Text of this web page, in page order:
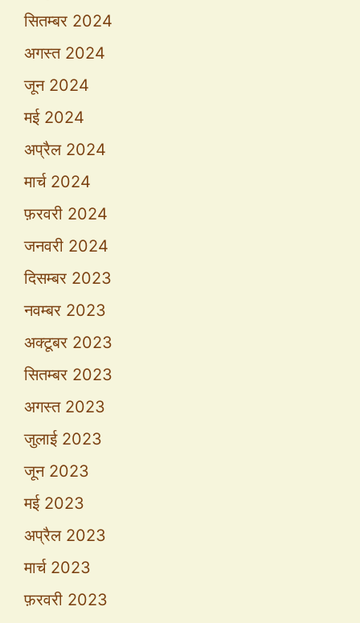
सितम्बर 2024
अगस्त 2024
जून 2024
मई 2024
अप्रैल 2024
मार्च 2024
फ़रवरी 2024
जनवरी 2024
दिसम्बर 2023
नवम्बर 2023
अक्टूबर 2023
सितम्बर 2023
अगस्त 2023
जुलाई 2023
जून 2023
मई 2023
अप्रैल 2023
मार्च 2023
फ़रवरी 2023